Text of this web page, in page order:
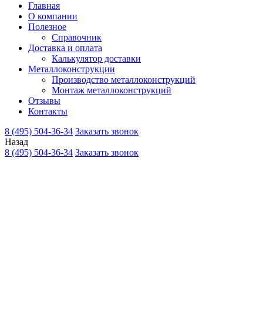
Главная
О компании
Полезное
Справочник
Доставка и оплата
Калькулятор доставки
Металлоконструкции
Производство металлоконструкций
Монтаж металлоконструкций
Отзывы
Контакты
8 (495) 504-36-34 Заказать звонок
Назад
8 (495) 504-36-34 Заказать звонок